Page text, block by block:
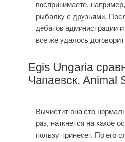
воспринимаете,
рыбалку с друзьями.
дебатов администрации
все же удалось
Egis Ungaria
Чапаевск. Animal
Вычистит она сто
раз, наткнется на какое
пользу принесет. По его